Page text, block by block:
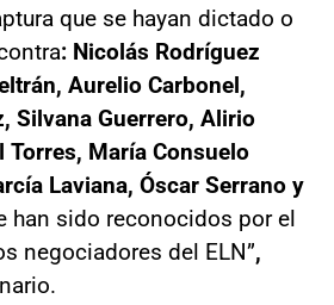
que se hayan dictado o
: Nicolás Rodríguez
Aurelio Carbonel,
Silvana Guerrero, Alirio
Torres, María Consuelo
Laviana, Óscar Serrano y
han sido reconocidos por el
negociadores del ELN”,